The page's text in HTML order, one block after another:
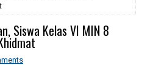
Siswa Kelas VI MIN 8